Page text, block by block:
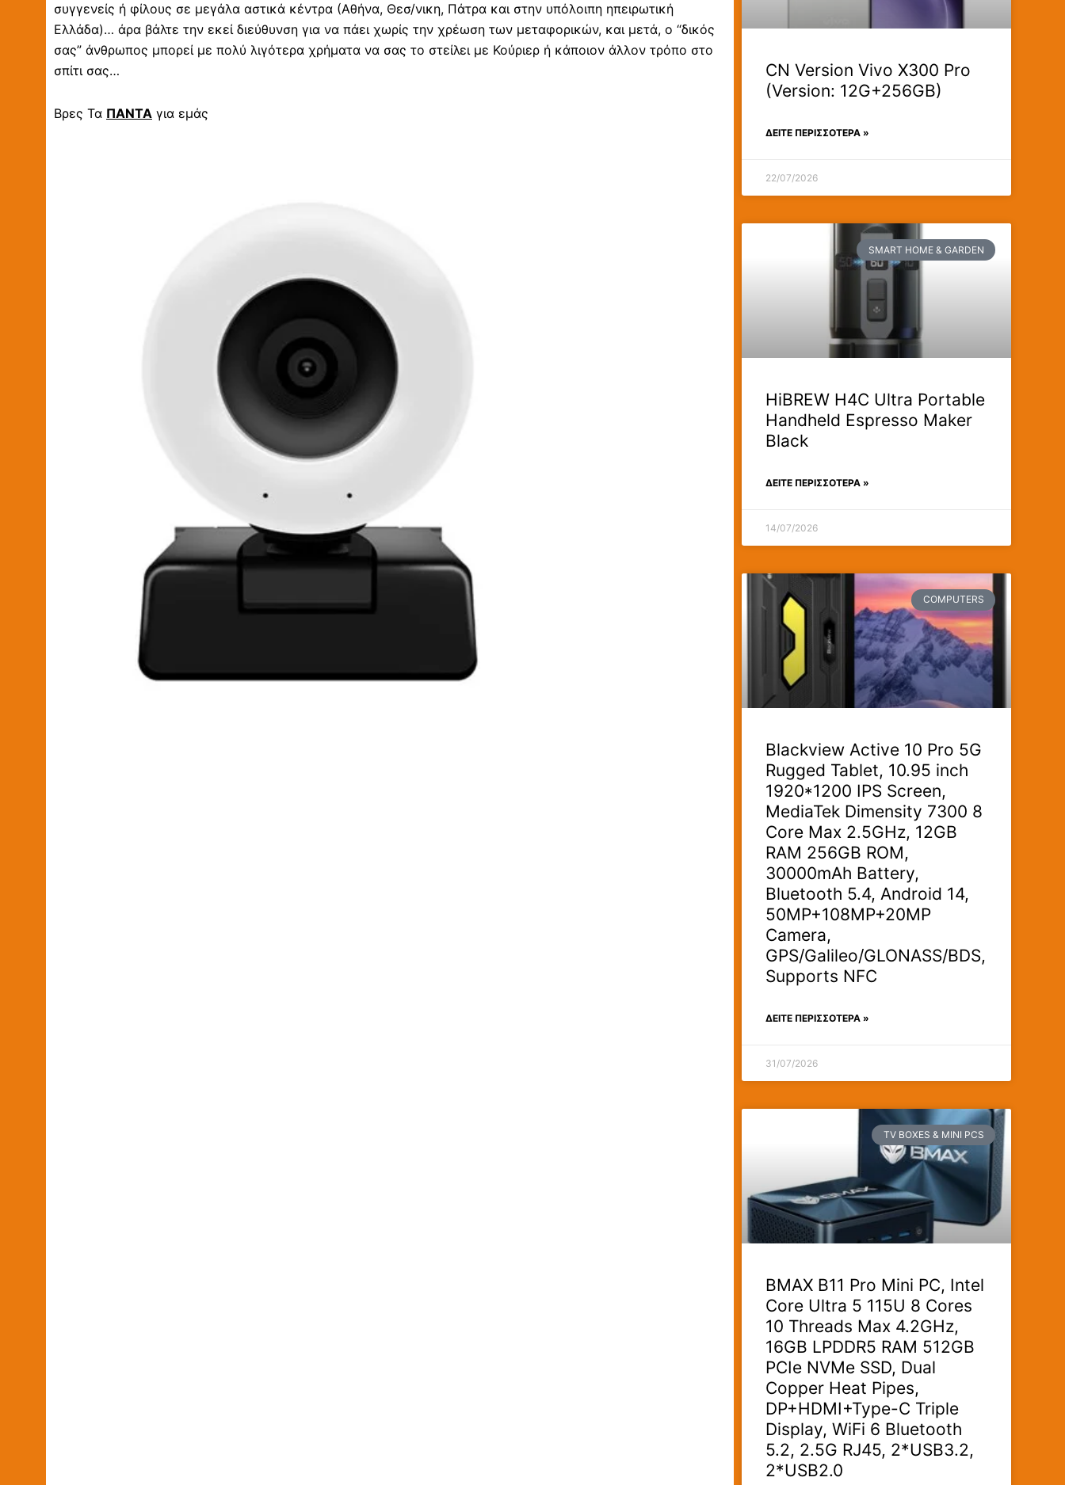
συγγενείς ή φίλους σε μεγάλα αστικά κέντρα (Αθήνα, Θεσ/νικη, Πάτρα και στην υπόλοιπη ηπειρωτική
Ελλάδα)… άρα βάλτε την εκεί διεύθυνση για να πάει χωρίς την χρέωση των μεταφορικών, και μετά, ο “δικός
σας” άνθρωπος μπορεί με πολύ λιγότερα χρήματα να σας το στείλει με Κούριερ ή κάποιον άλλον τρόπο στο
σπίτι σας…
Βρες Τα ΠΑΝΤΑ για εμάς
CN Version Vivo X300 Pro
(Version: 12G+256GB)
ΔΕΊΤΕ ΠΕΡΙΣΣΟΤΕΡΑ »
22/07/2026
SMART HOME & GARDEN
HiBREW H4C Ultra Portable
Handheld Espresso Maker
Black
ΔΕΊΤΕ ΠΕΡΙΣΣΟΤΕΡΑ »
14/07/2026
COMPUTERS
Blackview Active 10 Pro 5G
Rugged Tablet, 10.95 inch
1920*1200 IPS Screen,
MediaTek Dimensity 7300 8
Core Max 2.5GHz, 12GB
RAM 256GB ROM,
30000mAh Battery,
Bluetooth 5.4, Android 14,
50MP+108MP+20MP
Camera,
GPS/Galileo/GLONASS/BDS,
Supports NFC
ΔΕΊΤΕ ΠΕΡΙΣΣΟΤΕΡΑ »
31/07/2026
TV BOXES & MINI PCS
BMAX B11 Pro Mini PC, Intel
Core Ultra 5 115U 8 Cores
10 Threads Max 4.2GHz,
16GB LPDDR5 RAM 512GB
PCIe NVMe SSD, Dual
Copper Heat Pipes,
DP+HDMI+Type-C Triple
Display, WiFi 6 Bluetooth
5.2, 2.5G RJ45, 2*USB3.2,
2*USB2.0